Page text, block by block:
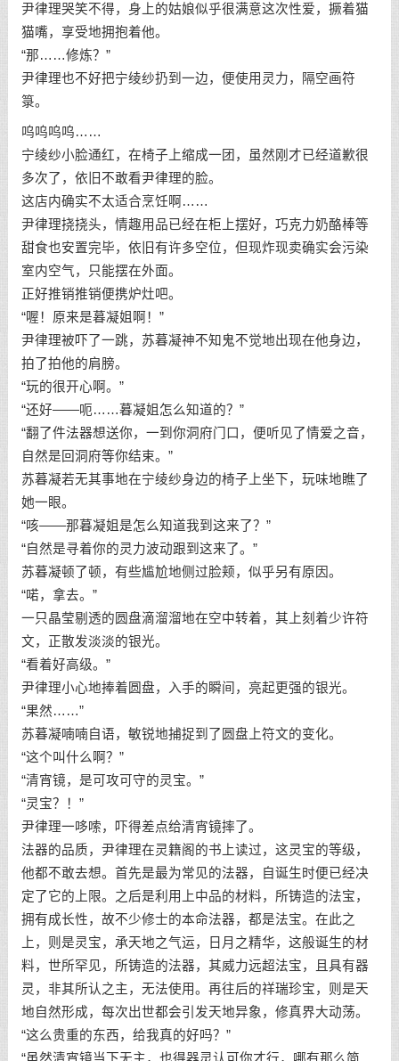
尹律理哭笑不得，身上的姑娘似乎很满意这次性爱，撅着猫
猫嘴，享受地拥抱着他。
“那……修炼？”
尹律理也不好把宁绫纱扔到一边，便使用灵力，隔空画符
箓。
呜呜呜呜……
宁绫纱小脸通红，在椅子上缩成一团，虽然刚才已经道歉很
多次了，依旧不敢看尹律理的脸。
这店内确实不太适合烹饪啊……
尹律理挠挠头，情趣用品已经在柜上摆好，巧克力奶酪棒等
甜食也安置完毕，依旧有许多空位，但现炸现卖确实会污染
室内空气，只能摆在外面。
正好推销推销便携炉灶吧。
“喔！原来是暮凝姐啊！”
尹律理被吓了一跳，苏暮凝神不知鬼不觉地出现在他身边，
拍了拍他的肩膀。
“玩的很开心啊。”
“还好——呃……暮凝姐怎么知道的？”
“翻了件法器想送你，一到你洞府门口，便听见了情爱之音，
自然是回洞府等你结束。”
苏暮凝若无其事地在宁绫纱身边的椅子上坐下，玩味地瞧了
她一眼。
“咳——那暮凝姐是怎么知道我到这来了？”
“自然是寻着你的灵力波动跟到这来了。”
苏暮凝顿了顿，有些尴尬地侧过脸颊，似乎另有原因。
“喏，拿去。”
一只晶莹剔透的圆盘滴溜溜地在空中转着，其上刻着少许符
文，正散发淡淡的银光。
“看着好高级。”
尹律理小心地捧着圆盘，入手的瞬间，亮起更强的银光。
“果然……”
苏暮凝喃喃自语，敏锐地捕捉到了圆盘上符文的变化。
“这个叫什么啊？”
“清宵镜，是可攻可守的灵宝。”
“灵宝？！”
尹律理一哆嗦，吓得差点给清宵镜摔了。
法器的品质，尹律理在灵籍阁的书上读过，这灵宝的等级，
他都不敢去想。首先是最为常见的法器，自诞生时便已经决
定了它的上限。之后是利用上中品的材料，所铸造的法宝，
拥有成长性，故不少修士的本命法器，都是法宝。在此之
上，则是灵宝，承天地之气运，日月之精华，这般诞生的材
料，世所罕见，所铸造的法器，其威力远超法宝，且具有器
灵，非其所认之主，无法使用。再往后的祥瑞珍宝，则是天
地自然形成，每次出世都会引发天地异象，修真界大动荡。
“这么贵重的东西，给我真的好吗？”